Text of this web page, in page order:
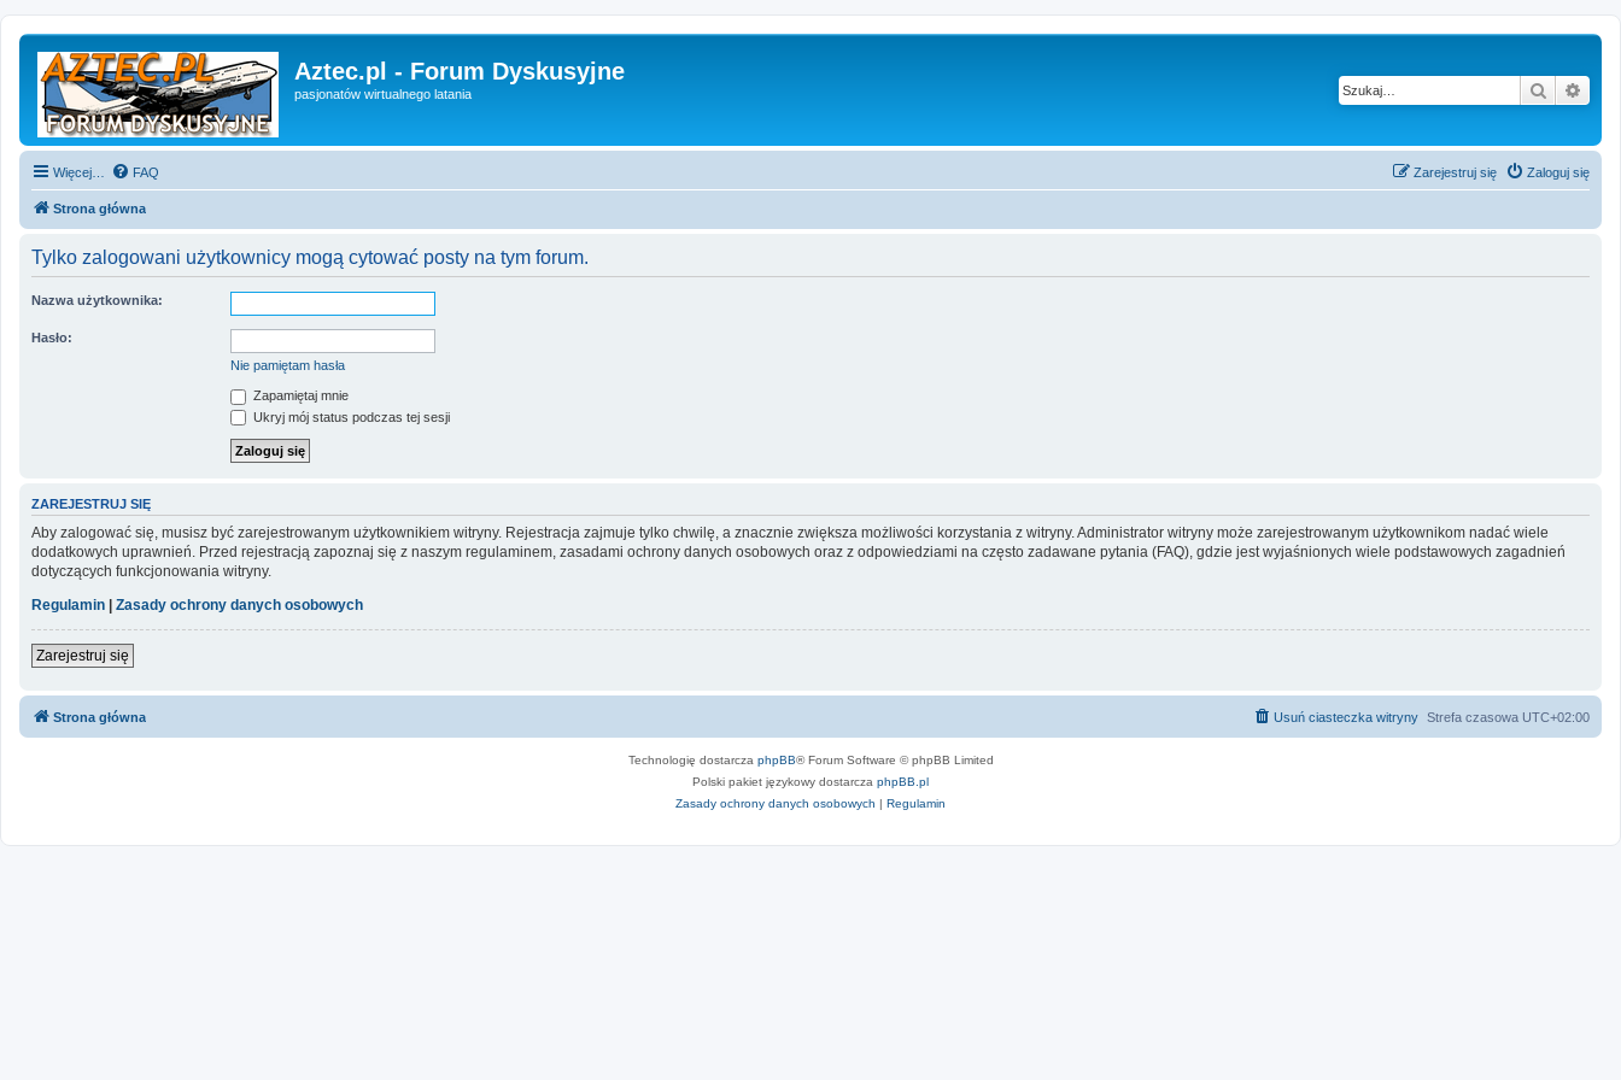
Aztec.pl - Forum Dyskusyjne
pasjonatów wirtualnego latania Szukaj
Więcej… FAQ Zaloguj się
Zarejestruj się
Strona główna
Tylko zalogowani użytkownicy mogą cytować posty na tym forum.
Nazwa użytkownika:
Hasło:
Nie pamiętam hasła
Zapamiętaj mnie
Ukryj mój status podczas tej sesji
ZAREJESTRUJ SIĘ
Aby zalogować się, musisz być zarejestrowanym użytkownikiem witryny. Rejestracja zajmuje tylko chwilę, a znacznie zwiększa możliwości korzystania z witryny. Administrator witryny może zarejestrowanym użytkownikom nadać wiele
dodatkowych uprawnień. Przed rejestracją zapoznaj się z naszym regulaminem, zasadami ochrony danych osobowych oraz z odpowiedziami na często zadawane pytania (FAQ), gdzie jest wyjaśnionych wiele podstawowych zagadnień
dotyczących funkcjonowania witryny.
Regulamin | Zasady ochrony danych osobowych
Zarejestruj się
Strona główna Strefa czasowa UTC+02:00
Usuń ciasteczka witryny
Technologię dostarcza phpBB® Forum Software © phpBB Limited
Polski pakiet językowy dostarcza phpBB.pl
Zasady ochrony danych osobowych | Regulamin